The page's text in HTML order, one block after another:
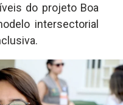
do projeto Boa
intersectorial